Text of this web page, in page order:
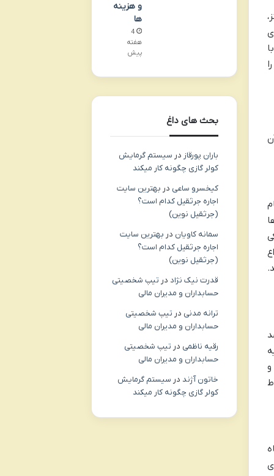
و هزینه
ها
4
هفته
پیش
بحث های داغ
باران پورقاز در سیستم گرمایش
کولر گازی چگونه کار میکند
کیخسرو ساعی در بهترین سایت
اجاره جرثقیل کدام است؟
(جرثقیل نوین)
سمانه کاویان در بهترین سایت
اجاره جرثقیل کدام است؟
(جرثقیل نوین)
قدرت نیک نژاد در تیپ شخصیتی
حسابداران و مدیران مالی
ترانه مدنی در تیپ شخصیتی
حسابداران و مدیران مالی
رقیه ناظمی در تیپ شخصیتی
حسابداران و مدیران مالی
خاتون آژند در سیستم گرمایش
کولر گازی چگونه کار میکند